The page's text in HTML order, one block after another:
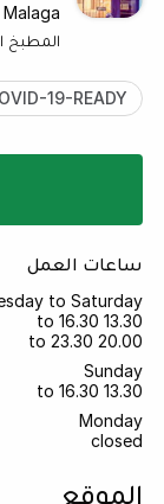
المطبخ
19-READY
ساعات العمل
to Saturday
13.30 to 16.30
20.00 to 23.30
Sunday
13.30 to 16.30
Monday
closed
الموقع